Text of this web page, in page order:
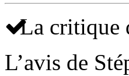
La critique
L’avis de